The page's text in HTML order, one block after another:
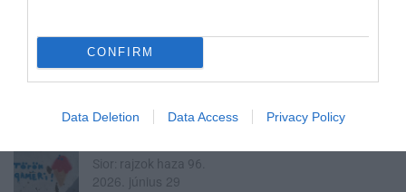
CONFIRM
Data Deletion Data Access Privacy Policy
A ROVAT TOVÁBBI CIKKEI
2026. július 09
Sior: rajzok haza 96.
2026. június 29